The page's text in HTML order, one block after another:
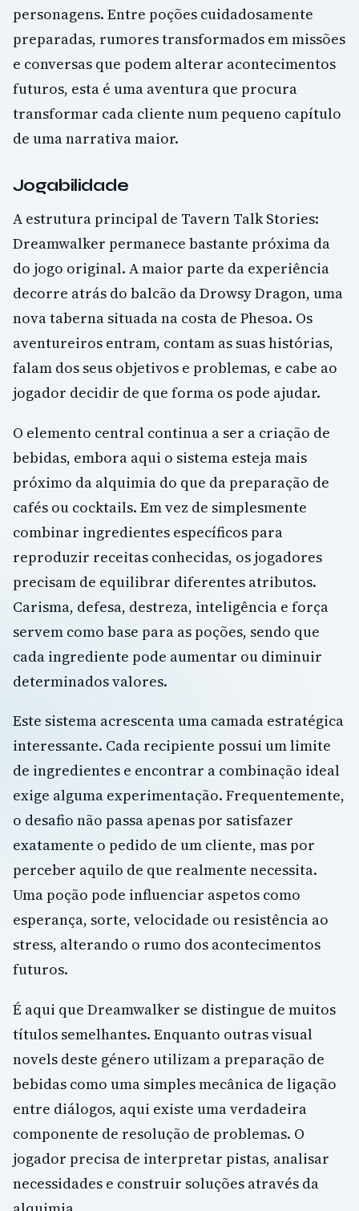
personagens. Entre poções cuidadosamente
preparadas, rumores transformados em missões
e conversas que podem alterar acontecimentos
futuros, esta é uma aventura que procura
transformar cada cliente num pequeno capítulo
de uma narrativa maior.
Jogabilidade
A estrutura principal de Tavern Talk Stories:
Dreamwalker permanece bastante próxima da
do jogo original. A maior parte da experiência
decorre atrás do balcão da Drowsy Dragon, uma
nova taberna situada na costa de Phesoa. Os
aventureiros entram, contam as suas histórias,
falam dos seus objetivos e problemas, e cabe ao
jogador decidir de que forma os pode ajudar.
O elemento central continua a ser a criação de
bebidas, embora aqui o sistema esteja mais
próximo da alquimia do que da preparação de
cafés ou cocktails. Em vez de simplesmente
combinar ingredientes específicos para
reproduzir receitas conhecidas, os jogadores
precisam de equilibrar diferentes atributos.
Carisma, defesa, destreza, inteligência e força
servem como base para as poções, sendo que
cada ingrediente pode aumentar ou diminuir
determinados valores.
Este sistema acrescenta uma camada estratégica
interessante. Cada recipiente possui um limite
de ingredientes e encontrar a combinação ideal
exige alguma experimentação. Frequentemente,
o desafio não passa apenas por satisfazer
exatamente o pedido de um cliente, mas por
perceber aquilo de que realmente necessita.
Uma poção pode influenciar aspetos como
esperança, sorte, velocidade ou resistência ao
stress, alterando o rumo dos acontecimentos
futuros.
É aqui que Dreamwalker se distingue de muitos
títulos semelhantes. Enquanto outras visual
novels deste género utilizam a preparação de
bebidas como uma simples mecânica de ligação
entre diálogos, aqui existe uma verdadeira
componente de resolução de problemas. O
jogador precisa de interpretar pistas, analisar
necessidades e construir soluções através da